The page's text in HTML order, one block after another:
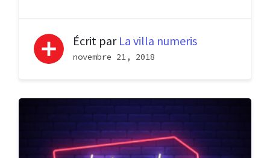
Écrit par La villa numeris
novembre 21, 2018